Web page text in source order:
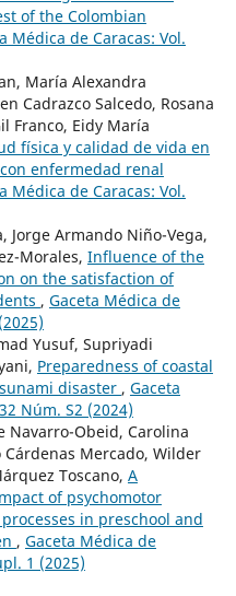
of the Colombian
Médica de Caracas: Vol.
María Alexandra
Cadrazco Salcedo, Rosana
Franco, Eidy María
física y calidad de vida en
enfermedad renal
Médica de Caracas: Vol.
Jorge Armando Niño-Vega,
Morales, Influence of the
on the satisfaction of
, Gaceta Médica de
Yusuf, Supriyadi
Preparedness of coastal
disaster , Gaceta
Núm. S2 (2024)
Navarro-Obeid, Carolina
Cárdenas Mercado, Wilder
Toscano, A
of psychomotor
in preschool and
, Gaceta Médica de
1 (2025)